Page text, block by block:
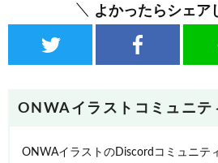
よかったらシェア
ONWAイラストコミュニテ
ONWAイラストのDiscordコミュニテ